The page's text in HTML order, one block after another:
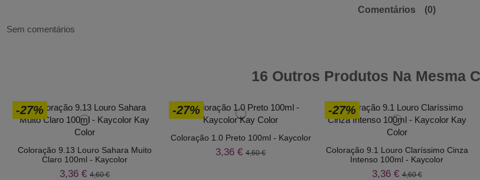
Comentários
(0)
Sem comentários
16 Outros Produtos Na Mesma
-27%
Coloração 9.13 Louro Sahara Muito
Claro 100ml - Kaycolor
3,36 € 4,60 €
-27%
Coloração 1.0 Preto 100ml - Kaycolor
3,36 €4,60 €
-27%
Coloração 9.1 Louro Claríssimo Cinza
Intenso 100ml - Kaycolor
3,36 €4,60 €